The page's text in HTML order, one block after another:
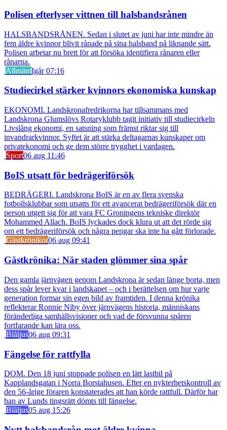
Polisen efterlyser vittnen till halsbandsrånen
HALSBANDSRÅNEN. Sedan i slutet av juni har inte mindre än
fem äldre kvinnor blivit rånade på sina halsband på liknande sätt.
Polisen arbetar nu brett för att försöka identifiera rånaren eller
rånarna.
AllmäntIgår 07:16
Studiecirkel stärker kvinnors ekonomiska kunskap
EKONOMI. Landskronafredrikorna har tillsammans med
Landskrona Glumslövs Rotaryklubb tagit initiativ till studiecirkeln
Livslång ekonomi, en satsning som främst riktar sig till
invandrarkvinnor. Syftet är att stärka deltagarnas kunskaper om
privatekonomi och ge dem större trygghet i vardagen.
Sport06 aug 11:46
BoIS utsatt för bedrägeriförsök
BEDRÄGERI. Landskrona BoIS är en av flera svenska
fotbollsklubbar som utsatts för ett avancerat bedrägeriförsök där en
person utgett sig för att vara FC Groningens tekniske direktör
Mohammed Allach. BoIS lyckades dock klura ut att det rörde sig
om ett bedrägeriförsök och några pengar ska inte ha gått förlorade.
Gästkrönikor06 aug 09:41
Gästkrönika: När staden glömmer sina spår
Den gamla järnvägen genom Landskrona är sedan länge borta, men
dess spår lever kvar i landskapet – och i berättelsen om hur varje
generation formar sin egen bild av framtiden. I denna krönika
reflekterar Ronnie Niby över järnvägens historia, människans
föränderliga samhällsvisioner och vad de försvunna spåren
fortfarande kan lära oss.
Blåljus06 aug 09:31
Fängelse för rattfylla
DOM. Den 18 juni stoppade polisen en lätt lastbil på
Kapplandsgatan i Norra Borstahusen. Efter en nykterhetskontroll av
den 56-årige föraren konstaterades att han körde rattfull. Därför har
han av Lunds tingsrätt dömts till fängelse.
Blåljus05 aug 15:26